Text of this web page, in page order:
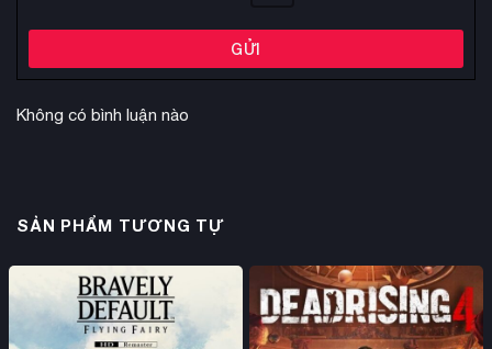
GỬI
Không có bình luận nào
SẢN PHẨM TƯƠNG TỰ